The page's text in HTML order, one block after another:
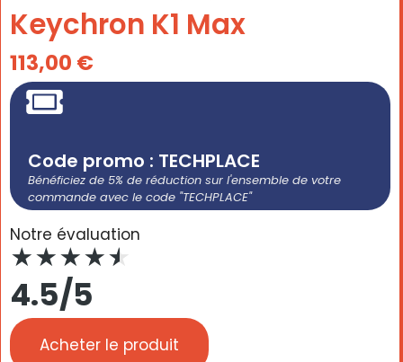
Keychron K1 Max
113,00 €
Code promo : TECHPLACE
Bénéficiez de 5% de réduction sur l'ensemble de votre
commande avec le code "TECHPLACE"
Notre évaluation
★★★★★
4.5/5
Acheter le produit